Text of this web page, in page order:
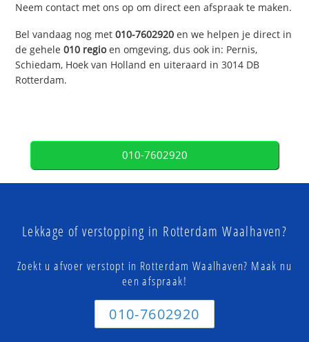
Neem contact met ons op om direct een afspraak te maken.
Bel vandaag nog met010-7602920 en we helpen je direct in
de gehele010 regioen omgeving, dus ook in: Pernis,
Schiedam, Hoek van Holland en uiteraard in 3014 DB
Rotterdam.
010-7602920
Lekkage of verstopping in Rotterdam Waalhaven?
Zoekt u afvoer verstopt in Rotterdam Waalhaven? Maak nu
een afspraak!
010-7602920